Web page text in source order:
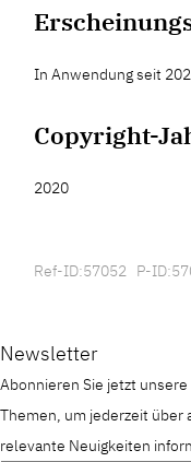
In Anwendung seit
Copyright-
2020
Ref-ID:57052 P-
Newsletter
Abonnieren Sie jetzt
Themen, um jederzeit über
relevante Neuigkeiten